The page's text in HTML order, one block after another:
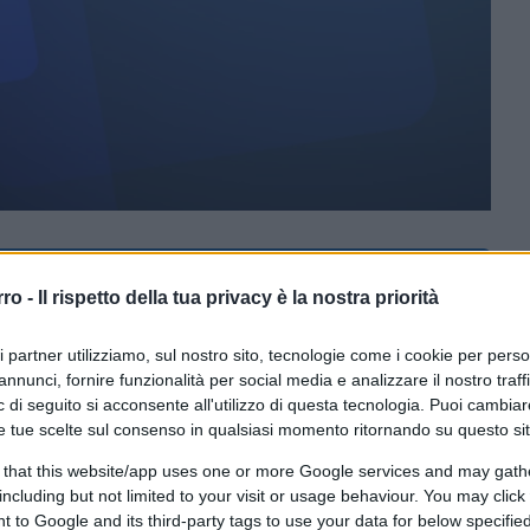
- Il rispetto della tua privacy è la nostra priorità
partner utilizziamo, sul nostro sito, tecnologie come i cookie per
fornire funzionalità per social media e analizzare il nostro
di seguito si acconsente all'utilizzo di questa tecnologia. Puoi
tue scelte sul consenso in qualsiasi momento ritornando su questo
that this website/app uses one or more Google services and may
but not limited to your visit or usage behaviour. You may
to Google and its third-party tags to use your data for below
su Google CLICCA QUI
dall’epidemia di Covid-19
. I rapporti
e 68.192 persone contagiate. Ma il
dottor Rick Brennan, ritiene che il
cinque volte più elevato. Il
in tempi normali: ci sono solo 0,2 posti
i farmaci e i presidi medici scarseggiano.